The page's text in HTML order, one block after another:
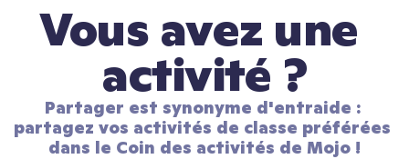
Vous avez une
activité ?
Partager est synonyme d'entraide :
partagez vos activités de classe préférées
dans le Coin des activités de Mojo !